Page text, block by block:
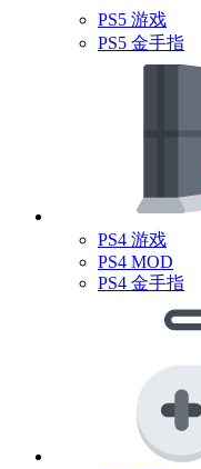
PS5 游戏
PS5 金手指
PS4 游戏
PS4 MOD
PS4 金手指